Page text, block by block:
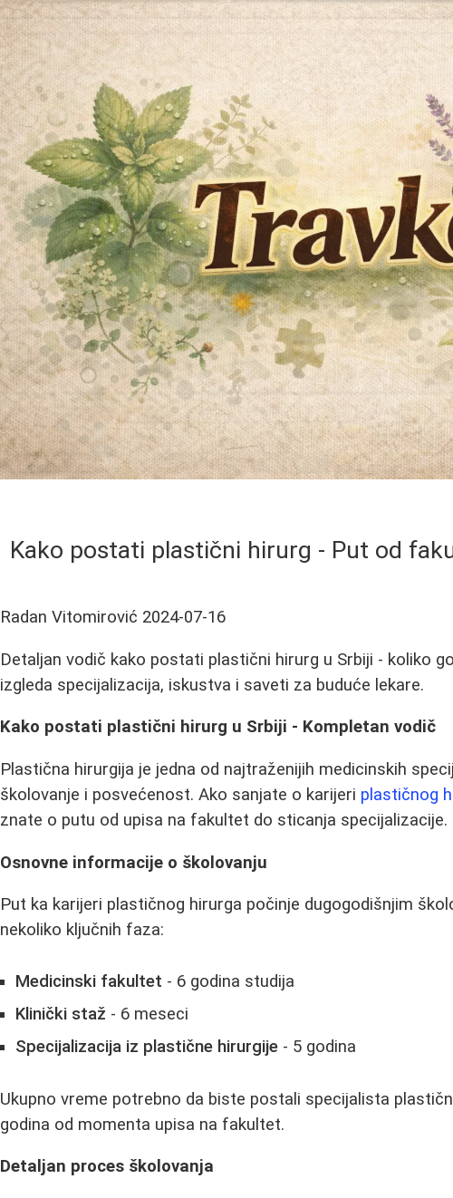
Kako postati plastični hirurg - Put od
Radan Vitomirović 2024-07-16
Detaljan vodič kako postati plastični hirurg u Srbiji - koliko
izgleda specijalizacija, iskustva i saveti za buduće lekare.
Kako postati plastični hirurg u Srbiji - Kompletan vodič
Plastična hirurgija je jedna od najtraženijih medicinskih
školovanje i posvećenost. Ako sanjate o karijeri plastičnog
znate o putu od upisa na fakultet do sticanja specijalizacije.
Osnovne informacije o školovanju
Put ka karijeri plastičnog hirurga počinje dugogodišnjim
nekoliko ključnih faza:
Medicinski fakultet - 6 godina studija
Klinički staž - 6 meseci
Specijalizacija iz plastične hirurgije - 5 godina
Ukupno vreme potrebno da biste postali specijalista
godina od momenta upisa na fakultet.
Detaljan proces školovanja